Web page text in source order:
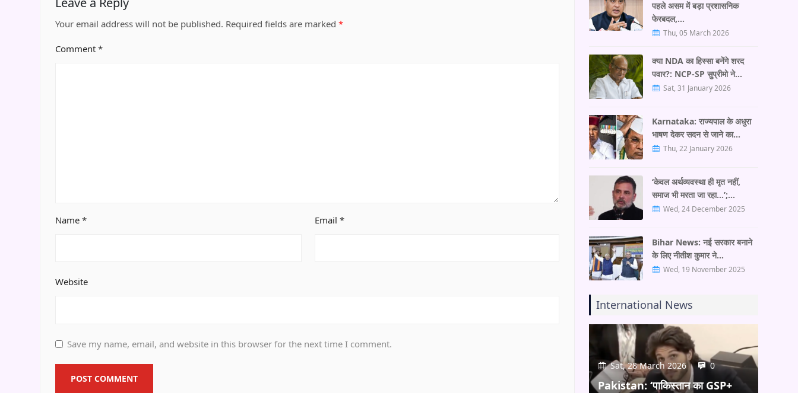
Your email address will not be published. Required fields are marked*
Comment*
Name* Email *
Website
Save my name, email, and website in this browser for the next time I comment.
पहले असम में बड़ा प्रशासनिक
फेरबदल,…
Thu, 05 March 2026
क्या NDA का हिस्सा बनेंगे शरद
पवार?: NCP-SP सुप्रीमो ने…
Sat, 31 January 2026
Karnataka: राज्यपाल के अधुरा
भाषण देकर सदन से जाने का…
Thu, 22 January 2026
‘केवल अर्थव्यवस्था ही मृत नहीं,
समाज भी मरता जा रहा…’;…
Wed, 24 December 2025
Bihar News: नई सरकार बनाने
के लिए नीतीश कुमार ने…
Wed, 19 November 2025
International News
Sat, 28 March 2026 0
Pakistan: ‘पाकिस्तान का GSP+